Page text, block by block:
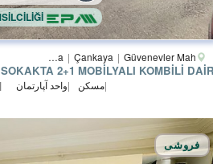
Ankara Çankaya Güvenevler Mah.
مسکن واحد آپارتمان
ÇANKAYA TEMSİLCİLİĞİ
فروشی